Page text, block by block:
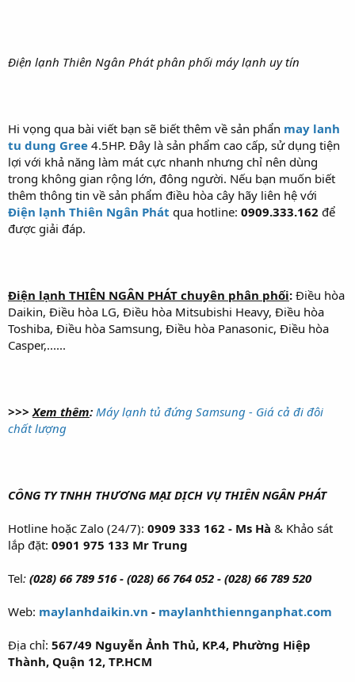
Điện lạnh Thiên Ngân Phát phân phối máy lạnh uy tín
Hi vọng qua bài viết bạn sẽ biết thêm về sản phẩn may lanh
tu dung Gree 4.5HP. Đây là sản phẩm cao cấp, sử dụng tiện
lợi với khả năng làm mát cực nhanh nhưng chỉ nên dùng
trong không gian rộng lớn, đông người. Nếu bạn muốn biết
thêm thông tin về sản phẩm điều hòa cây hãy liên hệ với
Điện lạnh Thiên Ngân Phát qua hotline: 0909.333.162 để
được giải đáp.
Điện lạnh THIÊN NGÂN PHÁT chuyên phân phối: Điều hòa
Daikin, Điều hòa LG, Điều hòa Mitsubishi Heavy, Điều hòa
Toshiba, Điều hòa Samsung, Điều hòa Panasonic, Điều hòa
Casper,......
>>>Xem thêm: Máy lạnh tủ đứng Samsung - Giá cả đi đôi
chất lượng
CÔNG TY TNHH THƯƠNG MẠI DỊCH VỤ THIÊN NGÂN PHÁT
Hotline hoặc Zalo (24/7): 0909 333 162 - Ms Hà & Khảo sát
lắp đặt: 0901 975 133 Mr Trung
Tel: (028) 66 789 516 - (028) 66 764 052 - (028) 66 789 520
Web: maylanhdaikin.vn - maylanhthiennganphat.com
Địa chỉ: 567/49 Nguyễn Ảnh Thủ, KP.4, Phường Hiệp
Thành, Quận 12, TP.HCM